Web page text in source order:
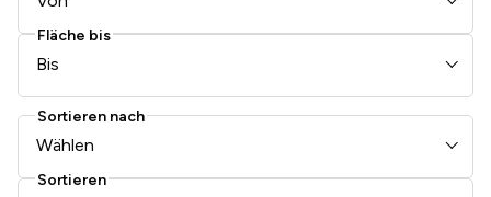
Fläche bis
Bis
Sortieren nach
Wählen
Sortieren